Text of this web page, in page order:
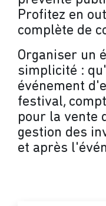
Profitez en
complète de
Organiser un
simplicité :
événement
festival,
pour la vente
gestion des
et après